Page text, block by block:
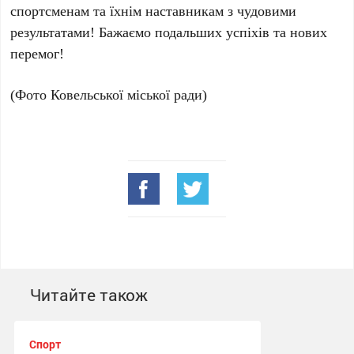
спортсменам та їхнім наставникам з чудовими
результатами! Бажаємо подальших успіхів та нових
перемог!
(Фото Ковельської міської ради)
Читайте також
Спорт